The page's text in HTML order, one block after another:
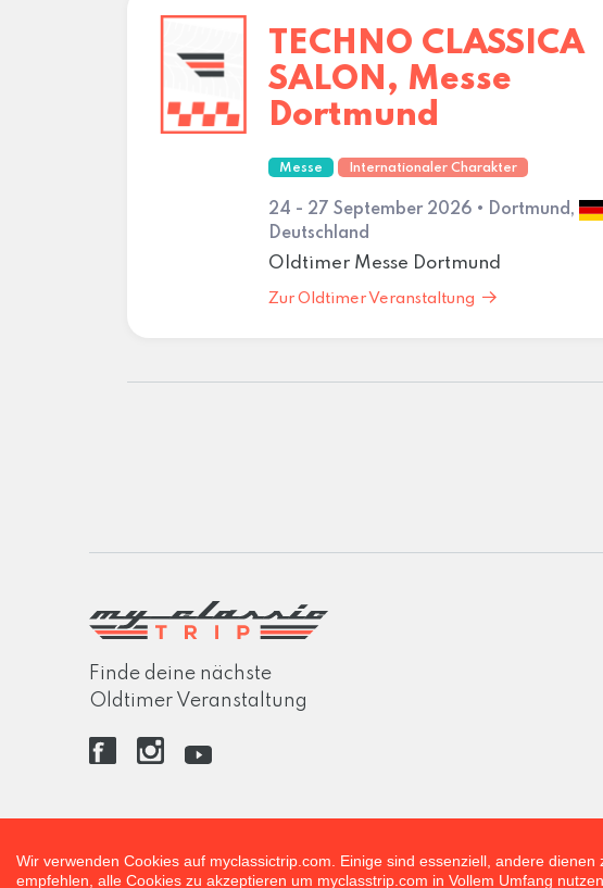
TECHNO CLASSICA
SALON, Messe
Dortmund
Messe Internationaler Charakter
24 - 27 September 2026 • Dortmund,
Deutschland
Oldtimer Messe Dortmund
Zur Oldtimer Veranstaltung
Finde deine nächste
Oldtimer Veranstaltung
Wir verwenden Cookies auf myclassictrip.com. Einige sind essenziell, andere
empfehlen, alle Cookies zu akzeptieren um myclasstrip.com in Vollem Umfang